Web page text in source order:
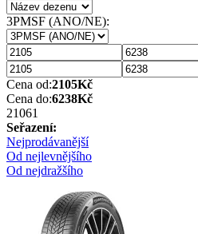
3PMSF (ANO/NE):
Cena od:2105Kč
Cena do:6238Kč
21061
Seřazení:
Nejprodávanější
Od nejlevnějšího
Od nejdražšího